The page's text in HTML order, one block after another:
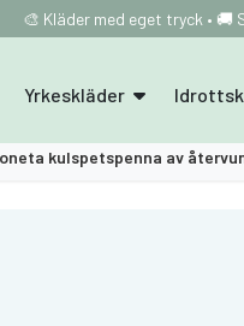
🎨 Kläder med eget tryck • 🚚
Yrkeskläder
kulspetspenna av